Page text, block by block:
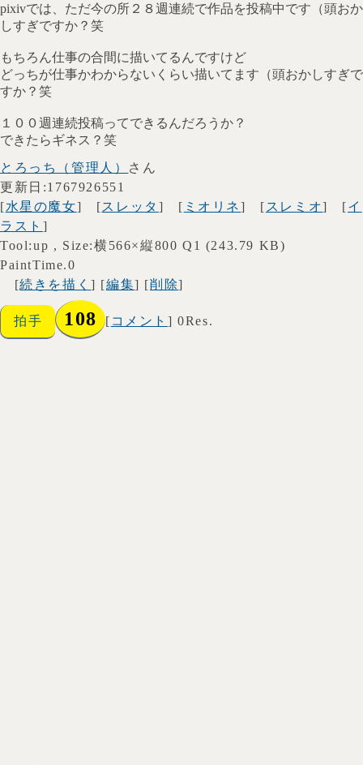
pixivでは、ただ今の所２８週連続で作品を投稿中です（頭おか
しすぎですか？笑
もちろん仕事の合間に描いてるんですけど
どっちが仕事かわからないくらい描いてます（頭おかしすぎで
すか？笑
１００週連続投稿ってできるんだろうか？
できたらギネス？笑
とろっち（管理人） さん
更新日:1767926551
[水星の魔女] [スレッタ ] [ ミオリネ] [ スレミオ] [イ
ラスト ]
Tool:up , Size:横566×縦800 Q1 (243.79 KB)
PaintTime.0
[続きを描く] [編集] [削除]
拍手 108 [ コメント] 0Res.